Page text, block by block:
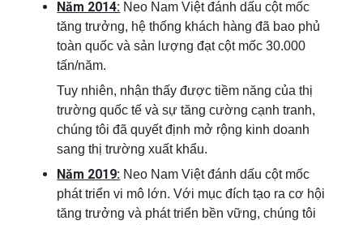
Năm 2014: Neo Nam Việt đánh dấu cột mốc
tăng trưởng, hệ thống khách hàng đã bao phủ
toàn quốc và sản lượng đạt cột mốc 30.000
tấn/năm.
Tuy nhiên, nhận thấy được tiềm năng của thị
trường quốc tế và sự tăng cường cạnh tranh,
chúng tôi đã quyết định mở rộng kinh doanh
sang thị trường xuất khẩu.
Năm 2019: Neo Nam Việt đánh dấu cột mốc
phát triển vi mô lớn. Với mục đích tạo ra cơ hội
tăng trưởng và phát triển bền vững, chúng tôi